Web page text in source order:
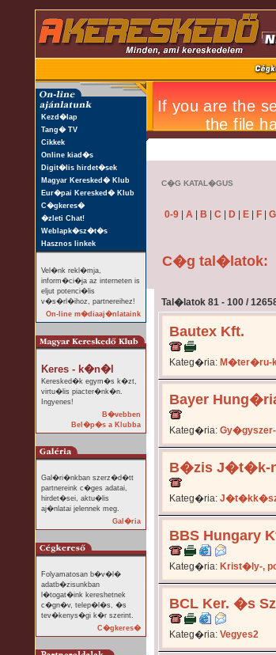
Kezd�lap
Tang� TV
Cikkek
Online kiad�s
Digit�lis hirdet�sek
Magyar Keresked� Klub
Eur�pai Keresked� Klub
C�gkeres�
�zleti Chat!
Weblapk�sz�t�s
Hasznos linkek
Vel�nk rekl�mja,
inform�ci�ja az interneten is
eljut potenci�lis
v�s�rl�ihoz, partnereihez!
On-line m�diaaj�nlataink
Keres - k�n�l
Keresked�k egym�s k�zt,
virtu�lis piacter�nk�n.
Ingyenes!
B�vebben
Bel�p�s a Klubba
Gal�ri�nkban szerz�d�tt
partnereink c�ges adatai,
hirdet�sei, aktu�lis
aj�nlatai jelennek meg.
Gal�ria
Folyamatosan b�v�l�
adatb�zisunkban
l�togat�ink kereshetnek
c�gn�v, telep�l�s, �s
tev�kenys�gi k�r szerint.
C�gkeres�
C�G KATAL�GUS
0-9 A B C D E F G
C�g tal�latok:
Tal�latok 81 - 100 /
Bautex Kft.
Kateg�ria: M�ter�ru-
Bayer
Kateg�ria:
B�zis J�t�k-
Kateg�ria:
BBS Hungary
Kateg�ria: Krist�ly-,
BCL Ker. �s
Kateg�ria: Vegyes2